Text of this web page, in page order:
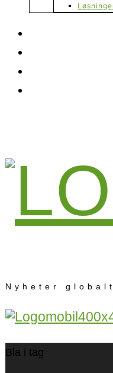
Nyheter
Bla i tag